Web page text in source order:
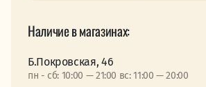
Наличие в магазинах:
Б.Покровская, 46
пн - сб: 10:00 — 21:00 вс: 11:00 — 20:00